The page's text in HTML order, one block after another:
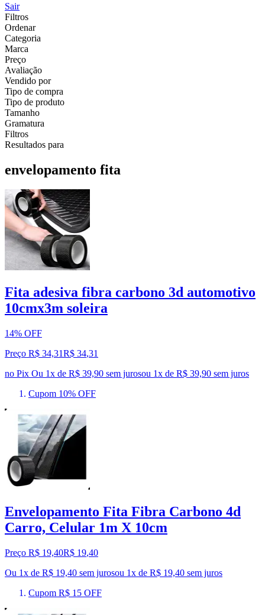
Sair
Filtros
Ordenar
Categoria
Marca
Preço
Avaliação
Vendido por
Tipo de compra
Tipo de produto
Tamanho
Gramatura
Filtros
Resultados para
envelopamento fita
Fita adesiva fibra carbono 3d automotivo
10cmx3m soleira
14% OFF
Preço R$ 34,31R$ 34,31
no Pix Ou 1x de R$ 39,90 sem jurosou 1x de R$ 39,90 sem juros
Cupom 10% OFF
Envelopamento Fita Fibra Carbono 4d
Carro, Celular 1m X 10cm
Preço R$ 19,40R$ 19,40
Ou 1x de R$ 19,40 sem jurosou 1x de R$ 19,40 sem juros
Cupom R$ 15 OFF